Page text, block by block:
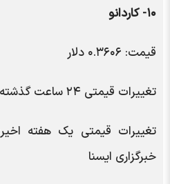
۱۰- کاردانو
قیمت: ۰.۳۶۰۶ دلار
تغییرات قیمتی ۲۴ ساعت گذشته: ۹.۰۲ درصد افزایش
خبرگزاری ایسنا